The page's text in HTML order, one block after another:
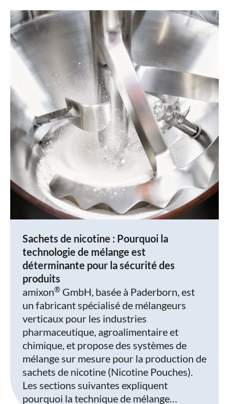
Sachets de nicotine : Pourquoi la
technologie de mélange est
déterminante pour la sécurité des
produits
amixon® GmbH, basée à Paderborn, est
un fabricant spécialisé de mélangeurs
verticaux pour les industries
pharmaceutique, agroalimentaire et
chimique, et propose des systèmes de
mélange sur mesure pour la production de
sachets de nicotine (Nicotine Pouches).
Les sections suivantes expliquent
pourquoi la technique de mélange…